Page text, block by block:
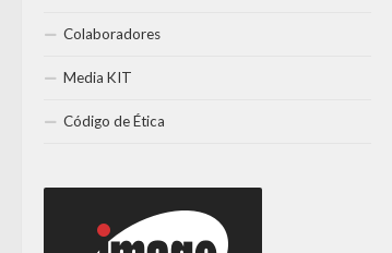
Colaboradores
Media KIT
Código de Ética